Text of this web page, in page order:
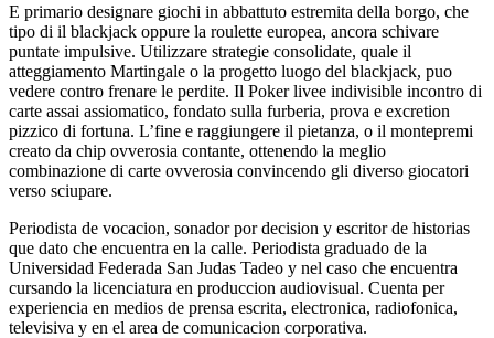
E primario designare giochi in abbattuto estremita della borgo, che
tipo di il blackjack oppure la roulette europea, ancora schivare
puntate impulsive. Utilizzare strategie consolidate, quale il
atteggiamento Martingale o la progetto luogo del blackjack, puo
vedere contro frenare le perdite. Il Poker livee indivisible incontro di
carte assai assiomatico, fondato sulla furberia, prova e excretion
pizzico di fortuna. L’fine e raggiungere il pietanza, o il montepremi
creato da chip ovverosia contante, ottenendo la meglio
combinazione di carte ovverosia convincendo gli diverso giocatori
verso sciupare.
Periodista de vocacion, sonador por decision y escritor de historias
que dato che encuentra en la calle. Periodista graduado de la
Universidad Federada San Judas Tadeo y nel caso che encuentra
cursando la licenciatura en produccion audiovisual. Cuenta per
experiencia en medios de prensa escrita, electronica, radiofonica,
televisiva y en el area de comunicacion corporativa.